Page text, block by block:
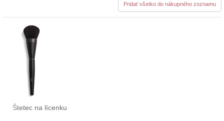
Pridať všetko do nákupného zoznamu
Štetec na lícenku